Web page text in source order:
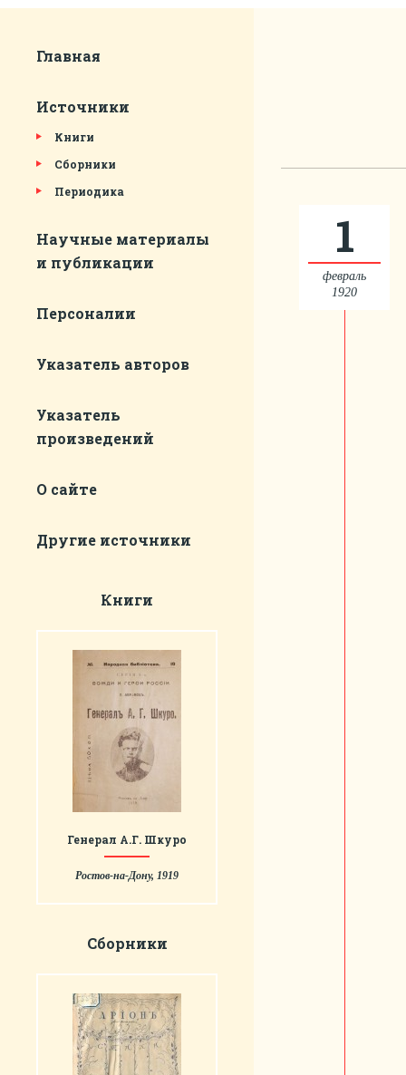
Главная
Источники
Книги
Сборники
Периодика
Научные материалы
и публикации
Персоналии
Указатель авторов
Указатель
произведений
О сайте
Другие источники
Книги
Генерал А.Г. Шкуро
Ростов-на-Дону, 1919
Сборники
1
февраль
1920